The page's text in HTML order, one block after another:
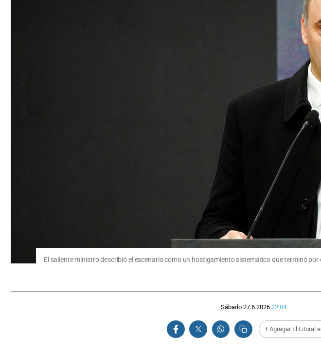
El saliente ministro describió el escenario como un hostigamiento sistemático que terminó
Sábado 27.6.2026 22:04
+ Agregar El Litoral